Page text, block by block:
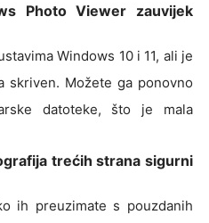
Photo Viewer zauvijek
Windows 10 i 11, ali je
skriven. Možete ga ponovno
datoteke, što je mala
trećih strana sigurni
ih preuzimate s pouzdanih